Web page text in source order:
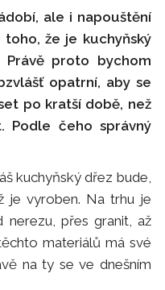
ale i napouštění
že je kuchyňský
proto bychom
opatrní, aby se
po kratší době, než
Podle čeho správný
kuchyňský dřez bude,
je vyroben. Na trhu je
nerezu, přes granit, až
materiálů má své
na ty se ve dnešním